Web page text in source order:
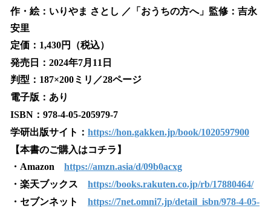
作・絵：いりやま さとし ／「おうちの方へ」監修：吉永
安里
定価：1,430円（税込）
発売日：2024年7月11日
判型：187×200ミリ／28ページ
電子版：あり
ISBN：978-4-05-205979-7
学研出版サイト： https://hon.gakken.jp/book/1020597900
【本書のご購入はコチラ】
・Amazon https://amzn.asia/d/09b0acxg
・楽天ブックス https://books.rakuten.co.jp/rb/17880464/
・セブンネット https://7net.omni7.jp/detail_isbn/978-4-05-